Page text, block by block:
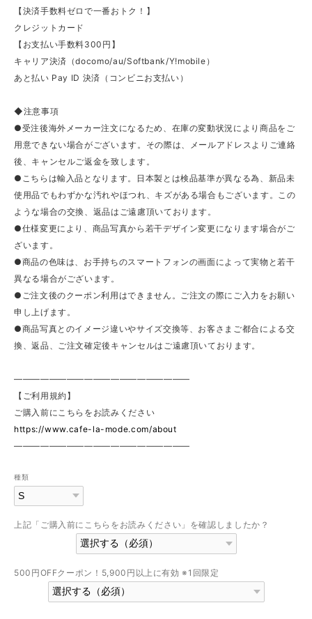
【決済手数料ゼロで一番おトク！】
クレジットカード
【お支払い手数料300円】
キャリア決済（docomo/au/Softbank/Y!mobile）
あと払い Pay ID 決済（コンビニお支払い）
◆注意事項
●受注後海外メーカー注文になるため、在庫の変動状況により商品をご
用意できない場合がございます。その際は、メールアドレスよりご連絡
後、キャンセルご返金を致します。
●こちらは輸入品となります。日本製とは検品基準が異なる為、新品未
使用品でもわずかな汚れやほつれ、キズがある場合もございます。この
ような場合の交換、返品はご遠慮頂いております。
●仕様変更により、商品写真から若干デザイン変更になります場合がご
ざいます。
●商品の色味は、お手持ちのスマートフォンの画面によって実物と若干
異なる場合がございます。
●ご注文後のクーポン利用はできません。ご注文の際にご入力をお願い
申し上げます。
●商品写真とのイメージ違いやサイズ交換等、お客さまご都合による交
換、返品、ご注文確定後キャンセルはご遠慮頂いております。
————————————————————
【ご利用規約】
ご購入前にこちらをお読みください
https://www.cafe-la-mode.com/about
————————————————————
種類
上記「ご購入前にこちらをお読みください」を確認しましたか？
500円OFFクーポン！5,900円以上に有効 ※1回限定